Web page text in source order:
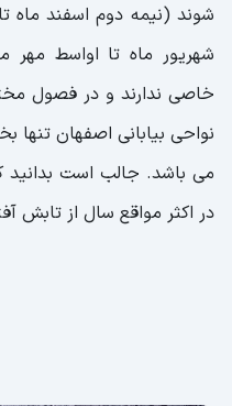
شوند (نیمه دوم اسفند ماه
شهریور ماه تا اواسط مهر
خاصی ندارند و در فصول
نواحی بیابانی اصفهان
می باشد. جالب است بدانید
در اکثر مواقع سال از تابش